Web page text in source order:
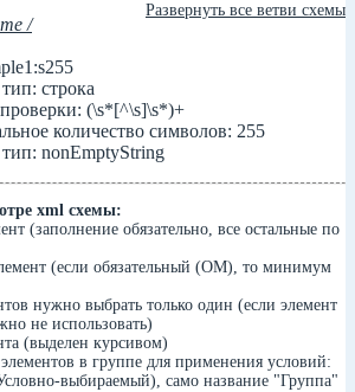
Развернуть все ветви схемы
/
строка
(\s*[^\s]\s*)+
количество символов: 255
nonEmptyString
xml схемы:
(заполнение обязательно, все остальные по
(если обязательный (ОМ), то минимум
нужно выбрать только один (если элемент
не использовать)
(выделен курсивом)
в группе для применения условий:
выбираемый), само название "Группа"